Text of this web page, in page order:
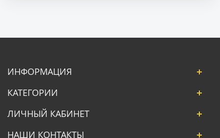
ИНФОРМАЦИЯ
КАТЕГОРИИ
ЛИЧНЫЙ КАБИНЕТ
НАШИ КОНТАКТЫ